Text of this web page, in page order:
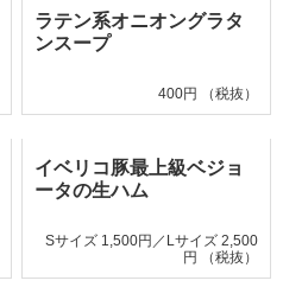
ラテン系オニオングラタ
ンスープ
400円 （税抜）
イベリコ豚最上級ベジョ
ータの生ハム
Sサイズ 1,500円／Lサイズ 2,500
円 （税抜）